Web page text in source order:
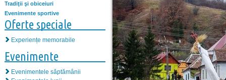
Tradiţii şi obiceiuri
Evenimente sportive
Oferte speciale
Experiențe memorabile
Evenimente
Evenimentele săptămânii